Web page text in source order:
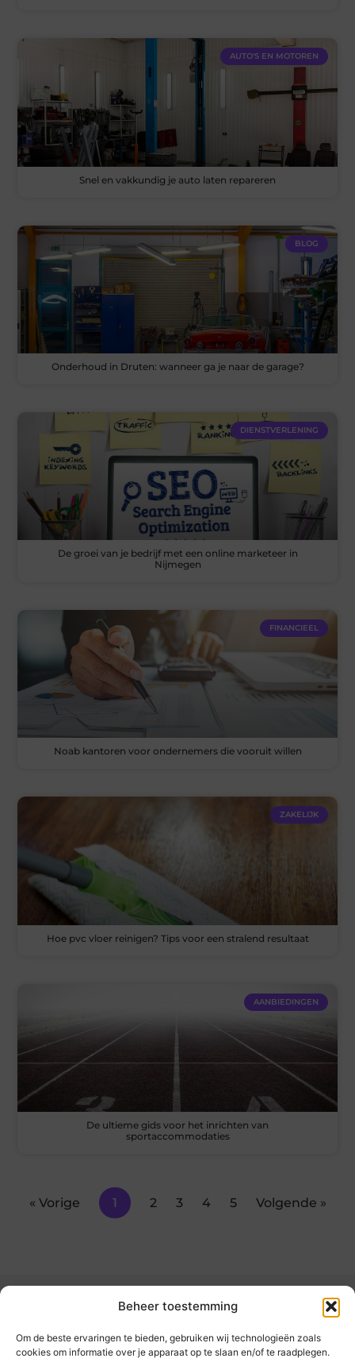
Beheer toestemming
Om de beste ervaringen te bieden, gebruiken wij technologieën zoals
cookies om informatie over je apparaat op te slaan en/of te raadplegen.
AUTO'S EN MOTOREN
Snel en vakkundig je auto laten repareren
BLOG
Onderhoud in Druten: wanneer ga je naar de garage?
DIENSTVERLENING
De groei van je bedrijf met een online marketeer in
Nijmegen
FINANCIEEL
Noab kantoren voor ondernemers die vooruit willen
ZAKELIJK
Hoe pvc vloer reinigen? Tips voor een stralend resultaat
AANBIEDINGEN
De ultieme gids voor het inrichten van
sportaccommodaties
« Vorige 1 2 3 4 5 Volgende »